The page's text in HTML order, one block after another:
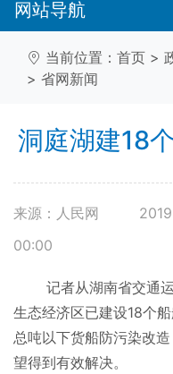
网站导航
当前位置： 首页 >
> 省网新闻
洞庭湖建18
来源：人民网
00:00
记者从湖南省交通运
生态经济区已建设18个
总吨以下货船防污染改
望得到有效解决。